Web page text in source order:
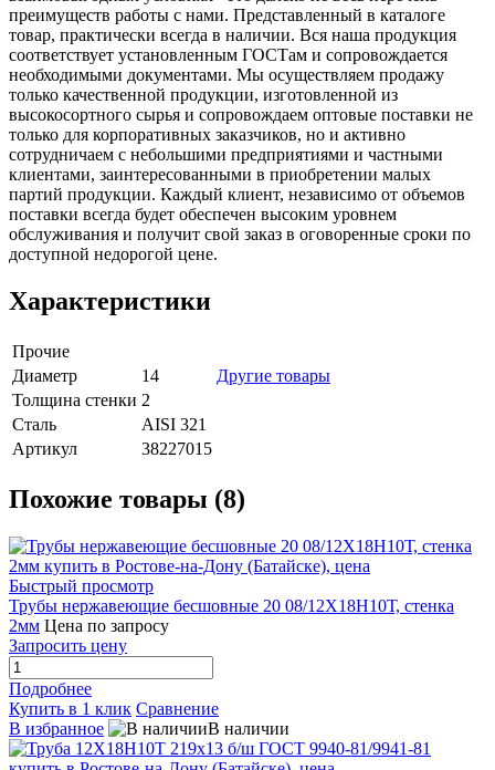
преимуществ работы с нами. Представленный в каталоге
товар, практически всегда в наличии. Вся наша продукция
соответствует установленным ГОСТам и сопровождается
необходимыми документами. Мы осуществляем продажу
только качественной продукции, изготовленной из
высокосортного сырья и сопровождаем оптовые поставки не
только для корпоративных заказчиков, но и активно
сотрудничаем с небольшими предприятиями и частными
клиентами, заинтересованными в приобретении малых
партий продукции. Каждый клиент, независимо от объемов
поставки всегда будет обеспечен высоким уровнем
обслуживания и получит свой заказ в оговоренные сроки по
доступной недорогой цене.
Характеристики
Прочие
Диаметр
14
Другие товары
Толщина стенки 2
Сталь
AISI 321
Артикул
38227015
Похожие товары (8)
Быстрый просмотр
Трубы нержавеющие бесшовные 20 08/12Х18Н10Т, стенка
2мм Цена по запросу
Запросить цену
Подробнее
Купить в 1 клик Сравнение
В избранное
В наличии